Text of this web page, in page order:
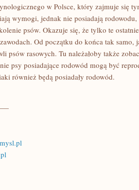
w Polsce, który zajmuje się
wymogi, jednak nie posiadają
psów. Okazuje się, że tylko te
Od początku do końca tak samo,
psów rasowych. Tu należałoby także
psy posiadające rodowód mogą być
również będą posiadały rodowód.